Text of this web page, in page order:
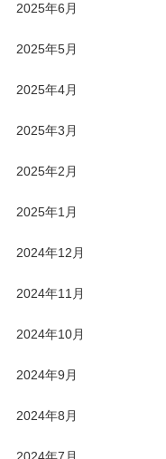
2025年6月
2025年5月
2025年4月
2025年3月
2025年2月
2025年1月
2024年12月
2024年11月
2024年10月
2024年9月
2024年8月